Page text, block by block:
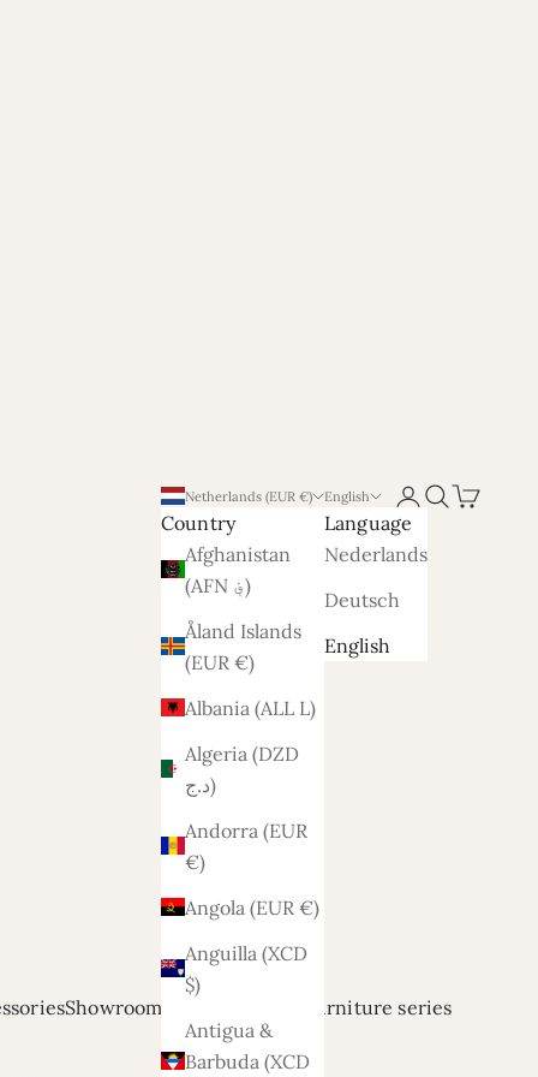
Showroom modellen
Furniture series
Netherlands (EUR €)
Country
Afghanistan
(AFN ؋)
Åland Islands
(EUR €)
Albania (ALL L)
Algeria (DZD
د.ج)
Andorra (EUR
€)
Angola (EUR €)
Anguilla (XCD
$)
Antigua &
Barbuda (XCD
English
Language
Nederlands
Deutsch
English
LoginSearch
Cart